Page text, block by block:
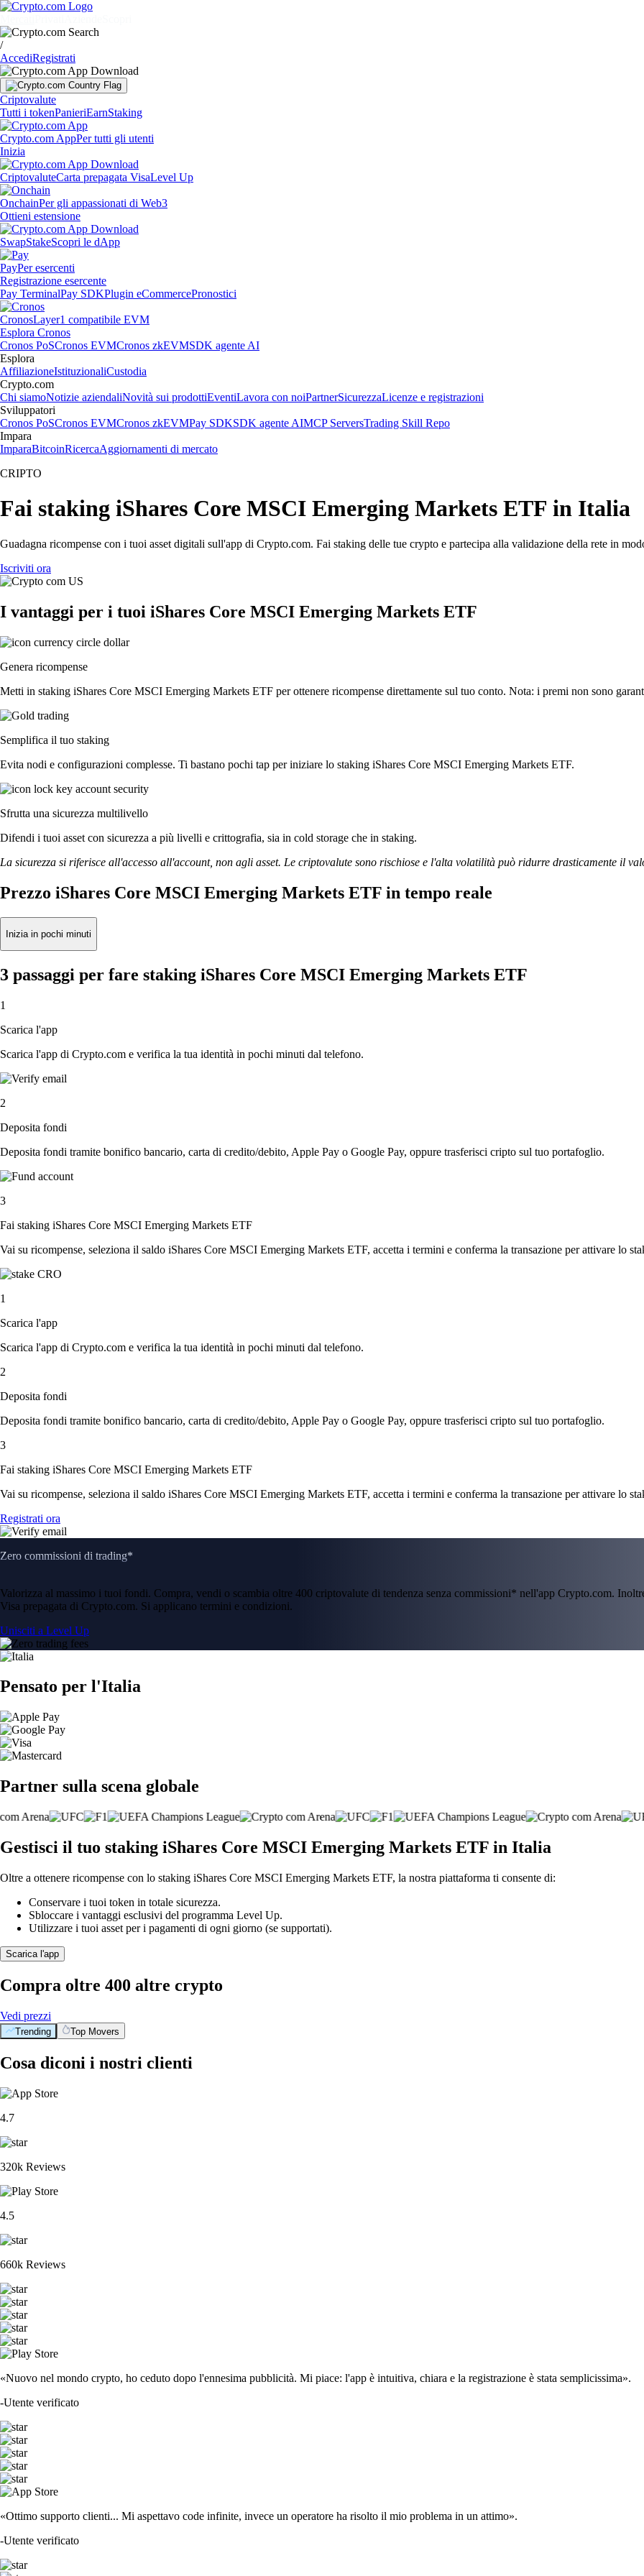
/
AccediRegistrati
Criptovalute
Tutti i tokenPanieriEarnStaking
Crypto.com AppPer tutti gli utenti
Inizia
CriptovaluteCarta prepagata VisaLevel Up
OnchainPer gli appassionati di Web3
Ottieni estensione
SwapStakeScopri le dApp
PayPer esercenti
Registrazione esercente
Pay TerminalPay SDKPlugin eCommercePronostici
CronosLayer1 compatibile EVM
Esplora Cronos
Cronos PoSCronos EVMCronos zkEVMSDK agente AI
Esplora
AffiliazioneIstituzionaliCustodia
Crypto.com
Chi siamoNotizie aziendaliNovità sui prodottiEventiLavora con noiPartnerSicurezzaLicenze e registrazioni
Sviluppatori
Cronos PoSCronos EVMCronos zkEVMPay SDKSDK agente AIMCP ServersTrading Skill Repo
Impara
ImparaBitcoinRicercaAggiornamenti di mercato
CRIPTO
Fai staking iShares Core MSCI Emerging Markets ETF in Italia
Guadagna ricompense con i tuoi asset digitali sull'app di Crypto.com. Fai staking delle tue crypto e partecipa alla validazione della rete in
Iscriviti ora
I vantaggi per i tuoi iShares Core MSCI Emerging Markets ETF
Genera ricompense
Metti in staking iShares Core MSCI Emerging Markets ETF per ottenere ricompense direttamente sul tuo conto. Nota: i premi non sono
Semplifica il tuo staking
Evita nodi e configurazioni complesse. Ti bastano pochi tap per iniziare lo staking iShares Core MSCI Emerging Markets ETF.
Sfrutta una sicurezza multilivello
Difendi i tuoi asset con sicurezza a più livelli e crittografia, sia in cold storage che in staking.
La sicurezza si riferisce all'accesso all'account, non agli asset. Le criptovalute sono rischiose e l'alta volatilità può ridurre drasticamente il
Prezzo iShares Core MSCI Emerging Markets ETF in tempo reale
Inizia in pochi minuti
3 passaggi per fare staking iShares Core MSCI Emerging Markets ETF
1
Scarica l'app
Scarica l'app di Crypto.com e verifica la tua identità in pochi minuti dal telefono.
2
Deposita fondi
Deposita fondi tramite bonifico bancario, carta di credito/debito, Apple Pay o Google Pay, oppure trasferisci cripto sul tuo portafoglio.
3
Fai staking iShares Core MSCI Emerging Markets ETF
Vai su ricompense, seleziona il saldo iShares Core MSCI Emerging Markets ETF, accetta i termini e conferma la transazione per attivare lo
1
Scarica l'app
Scarica l'app di Crypto.com e verifica la tua identità in pochi minuti dal telefono.
2
Deposita fondi
Deposita fondi tramite bonifico bancario, carta di credito/debito, Apple Pay o Google Pay, oppure trasferisci cripto sul tuo portafoglio.
3
Fai staking iShares Core MSCI Emerging Markets ETF
Vai su ricompense, seleziona il saldo iShares Core MSCI Emerging Markets ETF, accetta i termini e conferma la transazione per attivare lo
Registrati ora
Zero commissioni di trading*
Valorizza al massimo i tuoi fondi. Compra, vendi o scambia oltre 400 criptovalute di tendenza senza commissioni* nell'app Crypto.com.
Visa prepagata di Crypto.com. Si applicano termini e condizioni.
Unisciti a Level Up
Pensato per l'Italia
Partner sulla scena globale
Gestisci il tuo staking iShares Core MSCI Emerging Markets ETF in Italia
Oltre a ottenere ricompense con lo staking iShares Core MSCI Emerging Markets ETF, la nostra piattaforma ti consente di:
Conservare i tuoi token in totale sicurezza.
Sbloccare i vantaggi esclusivi del programma Level Up.
Utilizzare i tuoi asset per i pagamenti di ogni giorno (se supportati).
Scarica l'app
Compra oltre 400 altre crypto
Vedi prezzi
Trending Top Movers
Cosa diconi i nostri clienti
4.7
320k Reviews
4.5
660k Reviews
«Nuovo nel mondo crypto, ho ceduto dopo l'ennesima pubblicità. Mi piace: l'app è intuitiva, chiara e la registrazione è stata semplicissima».
-Utente verificato
«Ottimo supporto clienti... Mi aspettavo code infinite, invece un operatore ha risolto il mio problema in un attimo».
-Utente verificato